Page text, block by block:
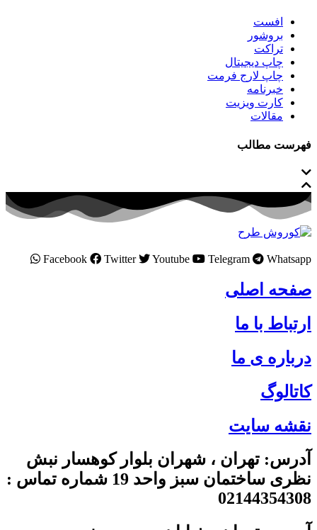
افست
بروشور
تراکت
چاپ دیجیتال
چاپ لارج فرمت
خبرنامه
کارت ویزیت
مقالات
فهرست مطالب
Facebook Twitter Youtube Telegram Whatsapp
صفحه اصلی
ارتباط با ما
درباره ی ما
کاتالوگ
نقشه سایت
آدرس: تهران ، شهران بلوار کوهسار نبش
نظری ساختمان سبز واحد 19 شماره تماس :
02144354308